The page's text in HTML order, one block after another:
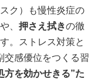
ク）も慢性炎症の
、 押さえ拭きの徹
。ストレス対策と
交感優位をつくる習
方を効かせきる”た